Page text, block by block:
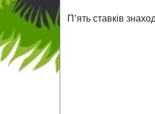
П’ять ставків